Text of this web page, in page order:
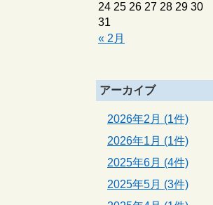
« 2月
24 25 26 27 28 29 30
31
アーカイブ
2026年2月 (1件)
2026年1月 (1件)
2025年6月 (4件)
2025年5月 (3件)